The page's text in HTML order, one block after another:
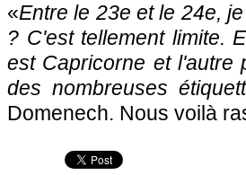
«Entre le 23e et le 24e,
? C'est tellement limite.
est Capricorne et l'autre
des nombreuses
Domenech. Nous voilà